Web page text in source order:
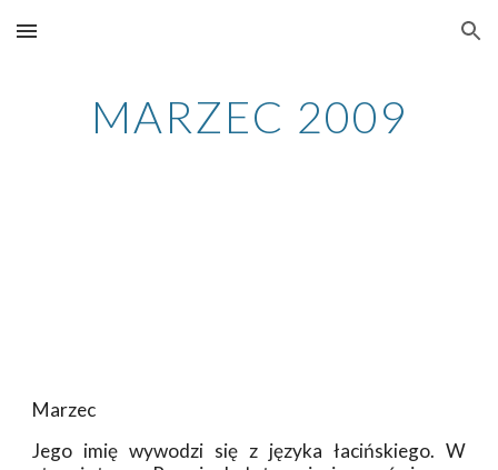
Skip to main content Skip to navigation
MARZEC 2009
Marzec
Jego imię wywodzi się z języka łacińskiego. W